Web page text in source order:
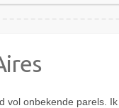
vol onbekende parels.